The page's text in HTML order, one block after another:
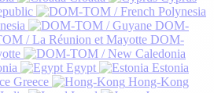
DOM-
DOM-
Egypt
Estonia
Greece
Hong-Kong